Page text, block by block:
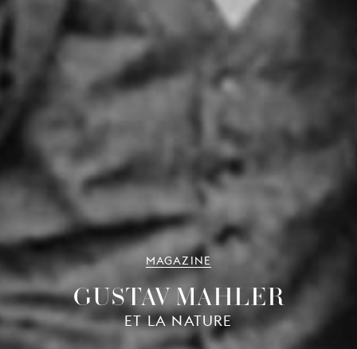
MAGAZINE
GUSTAV MAHLER
ET LA NATURE